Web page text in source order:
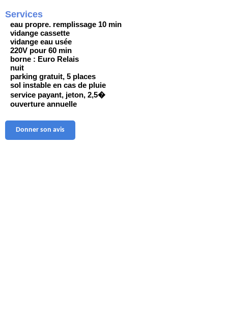
Services
eau propre. remplissage 10 min
vidange cassette
vidange eau usée
220V pour 60 min
borne : Euro Relais
nuit
parking gratuit, 5 places
sol instable en cas de pluie
service payant, jeton, 2,5�
ouverture annuelle
Donner son avis